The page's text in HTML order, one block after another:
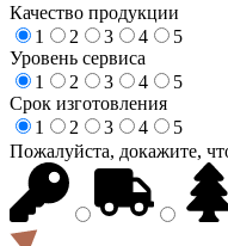
Качество продукции
1
2 3 4
5
Уровень сервиса
1
2 3 4
5
Срок изготовления
1
2 3 4
5
Пожалуйста, докажите,